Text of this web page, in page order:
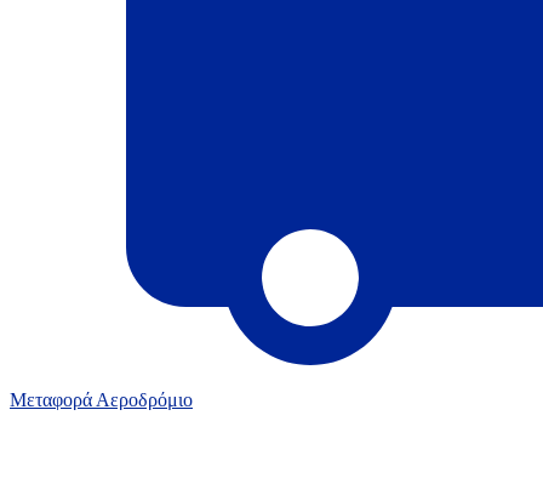
Μεταφορά Αεροδρόμιο